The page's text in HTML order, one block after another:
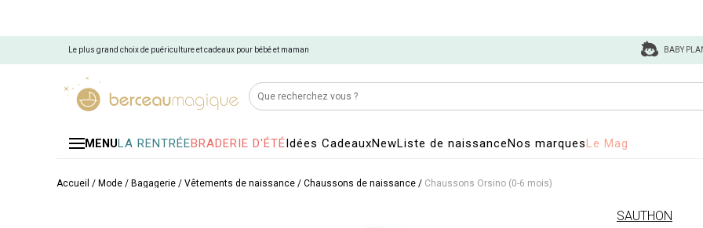
Le plus grand choix de puériculture et cadeaux pour bébé et maman BABY
MENULA RENTRÉEBRADERIE D'ÉTÉIdées CadeauxNewListe de naissanceNos marquesLe Mag
Accueil / Mode / Bagagerie / Vêtements de naissance / Chaussons de naissance / Chaussons Orsino (0-6 mois)
SAUTHON